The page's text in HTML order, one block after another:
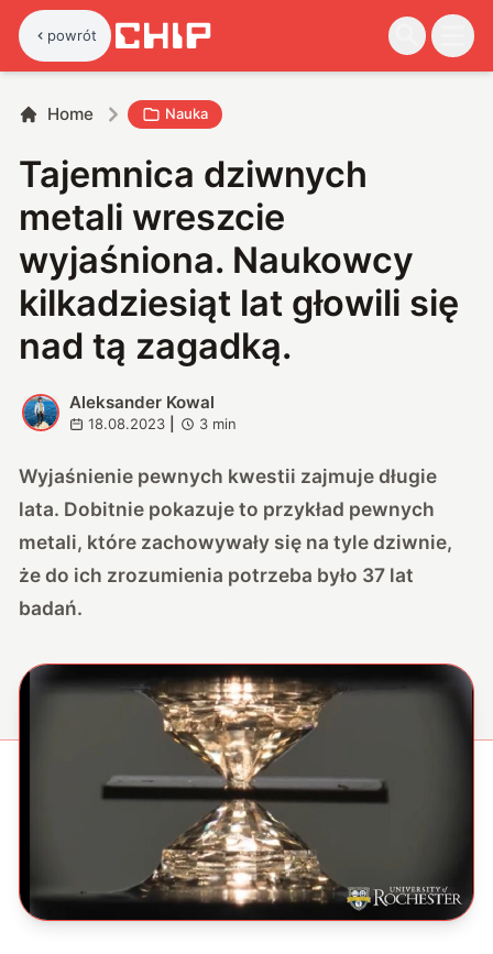
powrót
Home Nauka
Tajemnica dziwnych
metali wreszcie
wyjaśniona. Naukowcy
kilkadziesiąt lat głowili się
nad tą zagadką.
A
Aleksander Kowal
18.08.2023 3 min
Wyjaśnienie pewnych kwestii zajmuje długie
lata. Dobitnie pokazuje to przykład pewnych
metali, które zachowywały się na tyle dziwnie,
że do ich zrozumienia potrzeba było 37 lat
badań.